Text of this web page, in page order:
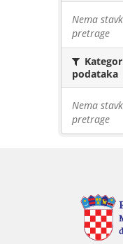
Nema
pretrage
podataka
Nema
pretrage